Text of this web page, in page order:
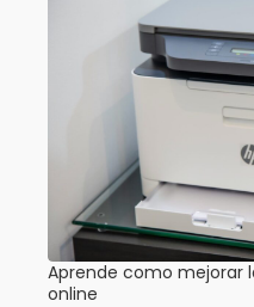
Aprende como mejorar
online